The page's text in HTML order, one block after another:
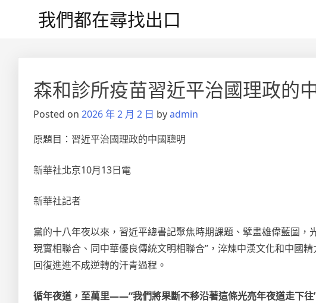
我們都在尋找出口
森和診所疫苗習近平治國理政的
Posted on 2026 年 2 月 2 日 byadmin
原題目：習近平治國理政的中國聰明
新華社北京10月13日電
新華社記者
黨的十八年夜以來，習近平總書記聚焦時期課題、擘畫雄偉藍圖，
現實相聯合、同中華優良傳統文明相聯合”，淬煉中漢文化和中國
回復進進不成逆轉的汗青過程。
循年夜道，至萬里——“我們將果斷不移沿著這條光亮年夜道走下往